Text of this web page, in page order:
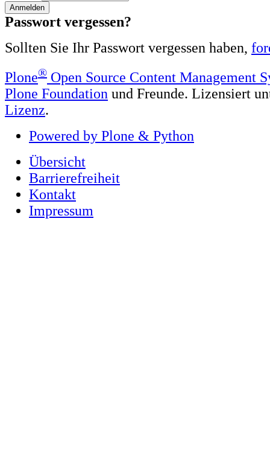
Passwort vergessen?
Sollten Sie Ihr Passwort vergessen haben,
Plone® Open Source Content Management
Plone Foundation und Freunde. Lizensiert
Lizenz.
Powered by Plone & Python
Übersicht
Barrierefreiheit
Kontakt
Impressum